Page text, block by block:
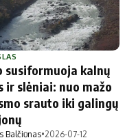
susiformuoja kalnų
ir slėniai: nuo mažo
srauto iki galingų
Balčiūnas•2026-07-12